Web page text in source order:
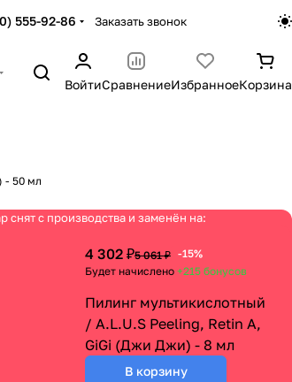
555-92-86 Заказать звонок
ВойтиСравнениеИзбранноеКорзина
- 50 мл
снят с производства и заменён на:
4 302 ₽5 061 ₽ -15%
Будет начислено +215 бонусов
Пилинг мультикислотный
/ A.L.U.S Peeling, Retin A,
GiGi (Джи Джи) - 8 мл
В корзину